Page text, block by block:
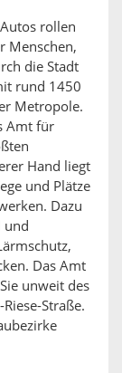
rollen
Menschen,
die Stadt
rund 1450
Metropole.
Amt für
Hand liegt
und Plätze
Dazu
und
Das Amt
unweit des
Straße.